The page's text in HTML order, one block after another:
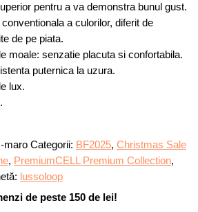
pentru a va demonstra bunul gust.
a culorilor, diferit de
de pe piata.
moale: senzatie placuta si confortabila.
puternica la uzura.
lux.
maro Categorii: BF2025, Christmas Sale
, PremiumCELL Premium Collection,
lussoloop
de peste 150 de lei!